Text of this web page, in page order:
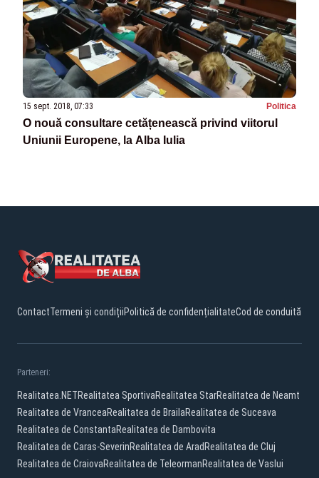
15 sept. 2018, 07:33 Politica
O nouă consultare cetățenească privind viitorul
Uniunii Europene, la Alba Iulia
ContactTermeni și condițiiPolitică de confidențialitateCod de conduită
Parteneri:
Realitatea.NETRealitatea SportivaRealitatea StarRealitatea de Neamt
Realitatea de VranceaRealitatea de BrailaRealitatea de Suceava
Realitatea de ConstantaRealitatea de Dambovita
Realitatea de Caras-SeverinRealitatea de Arad Realitatea de Cluj
Realitatea de CraiovaRealitatea de TeleormanRealitatea de Vaslui